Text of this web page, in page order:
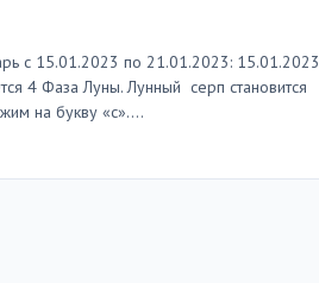
с 15.01.2023 по 21.01.2023: 15.01.2023
4 Фаза Луны. Лунный серп становится
на букву «с».…